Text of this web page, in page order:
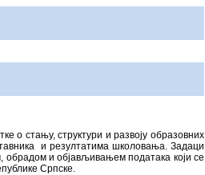
о стању, структури и развоју образовних
и резултатима школовања. Задаци
обрадом и објављивањем података који се
Српске.